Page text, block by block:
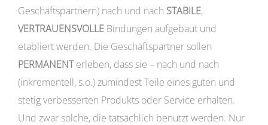
Geschäftspartnern) nach und nach STABILE,
VERTRAUENSVOLLE Bindungen aufgebaut und
etabliert werden. Die Geschäftspartner sollen
PERMANENTerleben, dass sie – nach und nach
(inkrementell, s.o.) zumindest Teile eines guten und
stetig verbesserten Produkts oder Service erhalten.
Und zwar solche, die tatsächlich benutzt werden. Nur